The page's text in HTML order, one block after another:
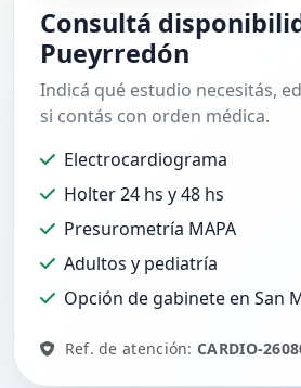
Consultá
Pueyrredón
Indicá qué estudio necesitás,
si contás con orden médica.
Electrocardiograma
Holter 24 hs y 48 hs
Presurometría MAPA
Adultos y pediatría
Opción de gabinete en San
Ref. de atención:CARDIO-